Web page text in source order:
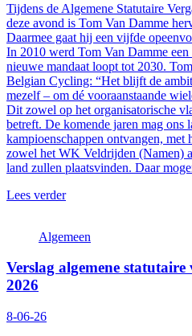
Tijdens de Algemene Statutaire
deze avond is Tom Van Damme
Daarmee gaat hij een vijfde
In 2010 werd Tom Van Damme
nieuwe mandaat loopt tot 2030.
Belgian Cycling: “Het blijft de
mezelf – om dé vooraanstaande
Dit zowel op het organisatorische
betreft. De komende jaren mag ons
kampioenschappen ontvangen,
zowel het WK Veldrijden (Namen)
land zullen plaatsvinden. Daar
Lees verder
Algemeen
Verslag algemene
2026
8-06-26